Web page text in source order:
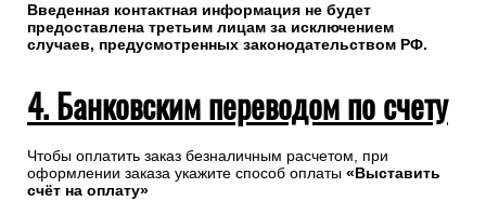
Введенная контактная информация не будет
предоставлена третьим лицам за исключением
случаев, предусмотренных законодательством РФ.
4. Банковским переводом по счету
Чтобы оплатить заказ безналичным расчетом, при
оформлении заказа укажите способ оплаты «Выставить
счёт на оплату»